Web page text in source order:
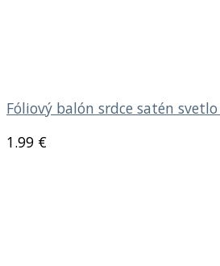
Fóliový balón srdce satén
1.99 €